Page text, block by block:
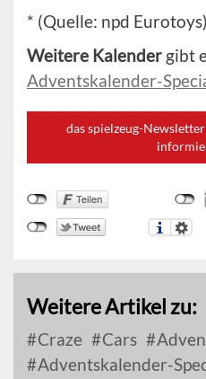
* (Quelle: npd Eurotoys)
Weitere Kalender gibt
Adventskalender-
das spielzeug-
Weitere Artikel zu:
Craze Cars
Adventskalender-